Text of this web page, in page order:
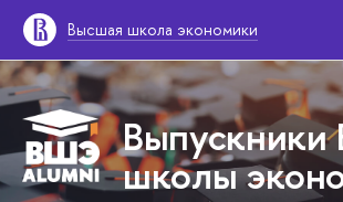
Высшая школа экономики
школы